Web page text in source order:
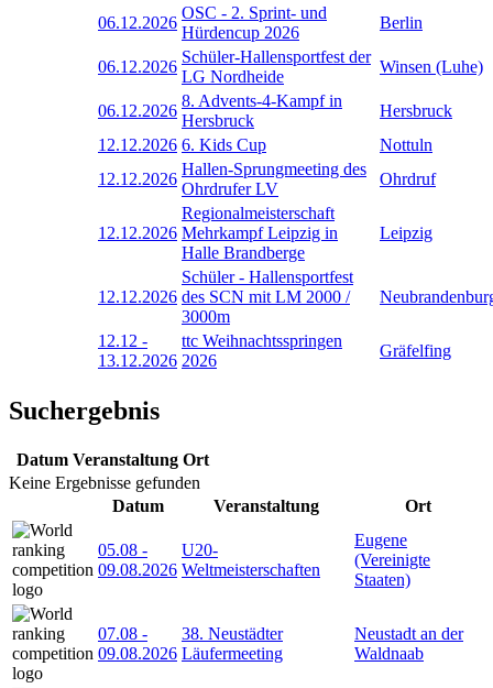
06.12.2026
OSC - 2. Sprint- und
Hürdencup 2026
Berlin
06.12.2026
Schüler-Hallensportfest der
LG Nordheide
Winsen (Luhe)
06.12.2026
8. Advents-4-Kampf in
Hersbruck
Hersbruck
12.12.2026 6. Kids Cup
Nottuln
12.12.2026
Hallen-Sprungmeeting des
Ohrdrufer LV
Ohrdruf
12.12.2026
Regionalmeisterschaft
Mehrkampf Leipzig in
Halle Brandberge
Leipzig
12.12.2026
Schüler - Hallensportfest
des SCN mit LM 2000 /
3000m
12.12 -
13.12.2026
ttc Weihnachtsspringen
2026
Gräfelfing
Suchergebnis
Datum Veranstaltung Ort
Keine Ergebnisse gefunden
Datum
Veranstaltung Ort
05.08 -
09.08.2026
U20-
Weltmeisterschaften
Eugene
(Vereinigte
Staaten)
07.08 -
09.08.2026
38. Neustädter
Läufermeeting
Neustadt an der
Waldnaab